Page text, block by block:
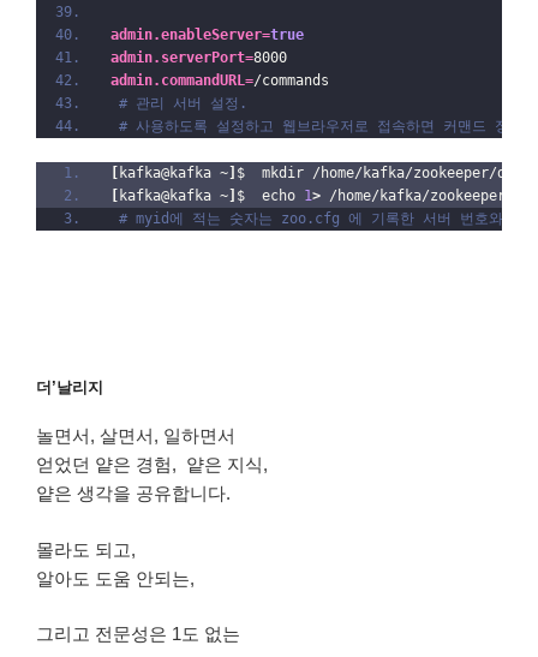
admin.enableServer=true
admin.serverPort=8000
admin.commandURL=/commands
# 관리 서버 설정.
# 사용하도록 설정하고 웹브라우저로 접속하면 커맨드 정보
kafka@kafka ~ $  mkdir /home/kafka/zookeeper/
kafka@kafka ~ $  echo 1> /home/kafka/zookeeper/
# myid에 적는 숫자는 zoo.cfg 에 기록한 서버 번호와 일
더’날리지
놀면서, 살면서, 일하면서
얻었던 얕은 경험, 얕은 지식,
얕은 생각을 공유합니다.
몰라도 되고,
알아도 도움 안되는,
그리고 전문성은 1도 없는